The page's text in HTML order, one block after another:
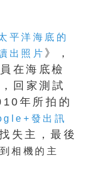
平洋海底的
出照片 》，
在海底檢
回家測試
年所拍的
發出訊
失主，最後
相機的主